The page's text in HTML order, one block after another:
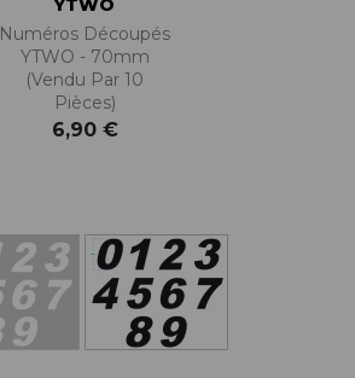
YTWO
Numéros Découpés
YTWO - 70mm
(vendu Par 10
Pièces)
6,90 €